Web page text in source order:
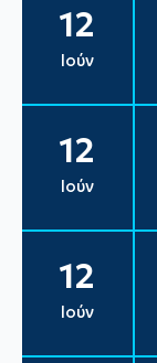
12
Ιούν
12
Ιούν
12
Ιούν